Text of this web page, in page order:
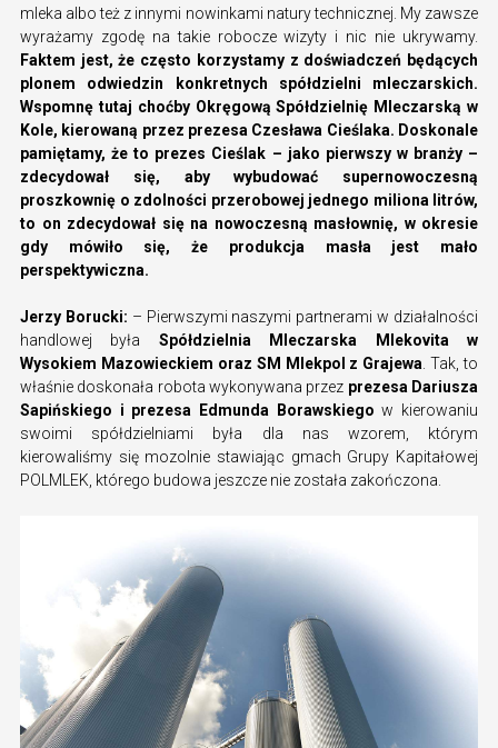
mleka albo też z innymi nowinkami natury technicznej. My zawsze
wyrażamy zgodę na takie robocze wizyty i nic nie ukrywamy.
Faktem jest, że często korzystamy z doświadczeń będących
plonem odwiedzin konkretnych spółdzielni mleczarskich.
Wspomnę tutaj choćby Okręgową Spółdzielnię Mleczarską w
Kole, kierowaną przez prezesa Czesława Cieślaka. Doskonale
pamiętamy, że to prezes Cieślak – jako pierwszy w branży –
zdecydował się, aby wybudować supernowoczesną
proszkownię o zdolności przerobowej jednego miliona litrów,
to on zdecydował się na nowoczesną masłownię, w okresie
gdy mówiło się, że produkcja masła jest mało
perspektywiczna.
Jerzy Borucki: – Pierwszymi naszymi partnerami w działalności
handlowej była Spółdzielnia Mleczarska Mlekovita w
Wysokiem Mazowieckiem oraz SM Mlekpol z Grajewa . Tak, to
właśnie doskonała robota wykonywana przez prezesa Dariusza
Sapińskiego i prezesa Edmunda Borawskiego w kierowaniu
swoimi spółdzielniami była dla nas wzorem, którym
kierowaliśmy się mozolnie stawiając gmach Grupy Kapitałowej
POLMLEK, którego budowa jeszcze nie została zakończona.